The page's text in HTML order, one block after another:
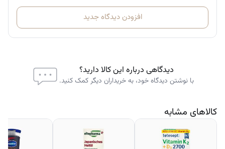
افزودن دیدگاه جدید
دیدگاهی درباره این کالا دارید؟
با نوشتن دیدگاه خود، به خریداران دیگر کمک کنید.
کالاهای مشابه